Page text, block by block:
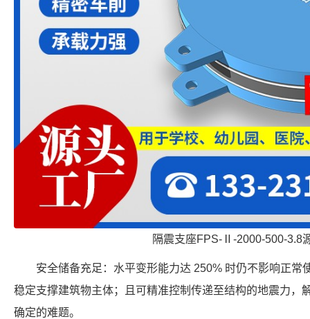
隔震支座FPS-Ⅱ-2000-500-3.8
安全储备充足：水平变形能力达 250% 时仍不影响正常
稳定支撑建筑物主体；且可精准控制传递至结构的地震力，
确定的难题。